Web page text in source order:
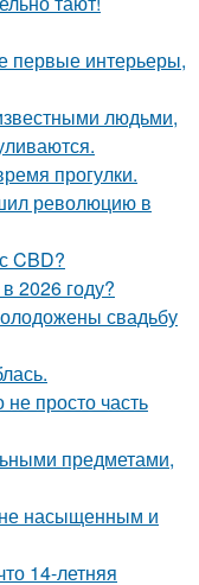
первые интерьеры,
людьми,
прогулки.
революцию в
CBD?
2026 году?
свадьбу
просто часть
предметами,
насыщенным и
14-летняя